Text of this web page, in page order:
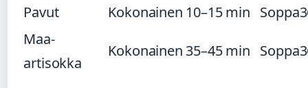
Pavut
Kokonainen 10–15 min
Maa-
artisokka
Kokonainen 35–45 min